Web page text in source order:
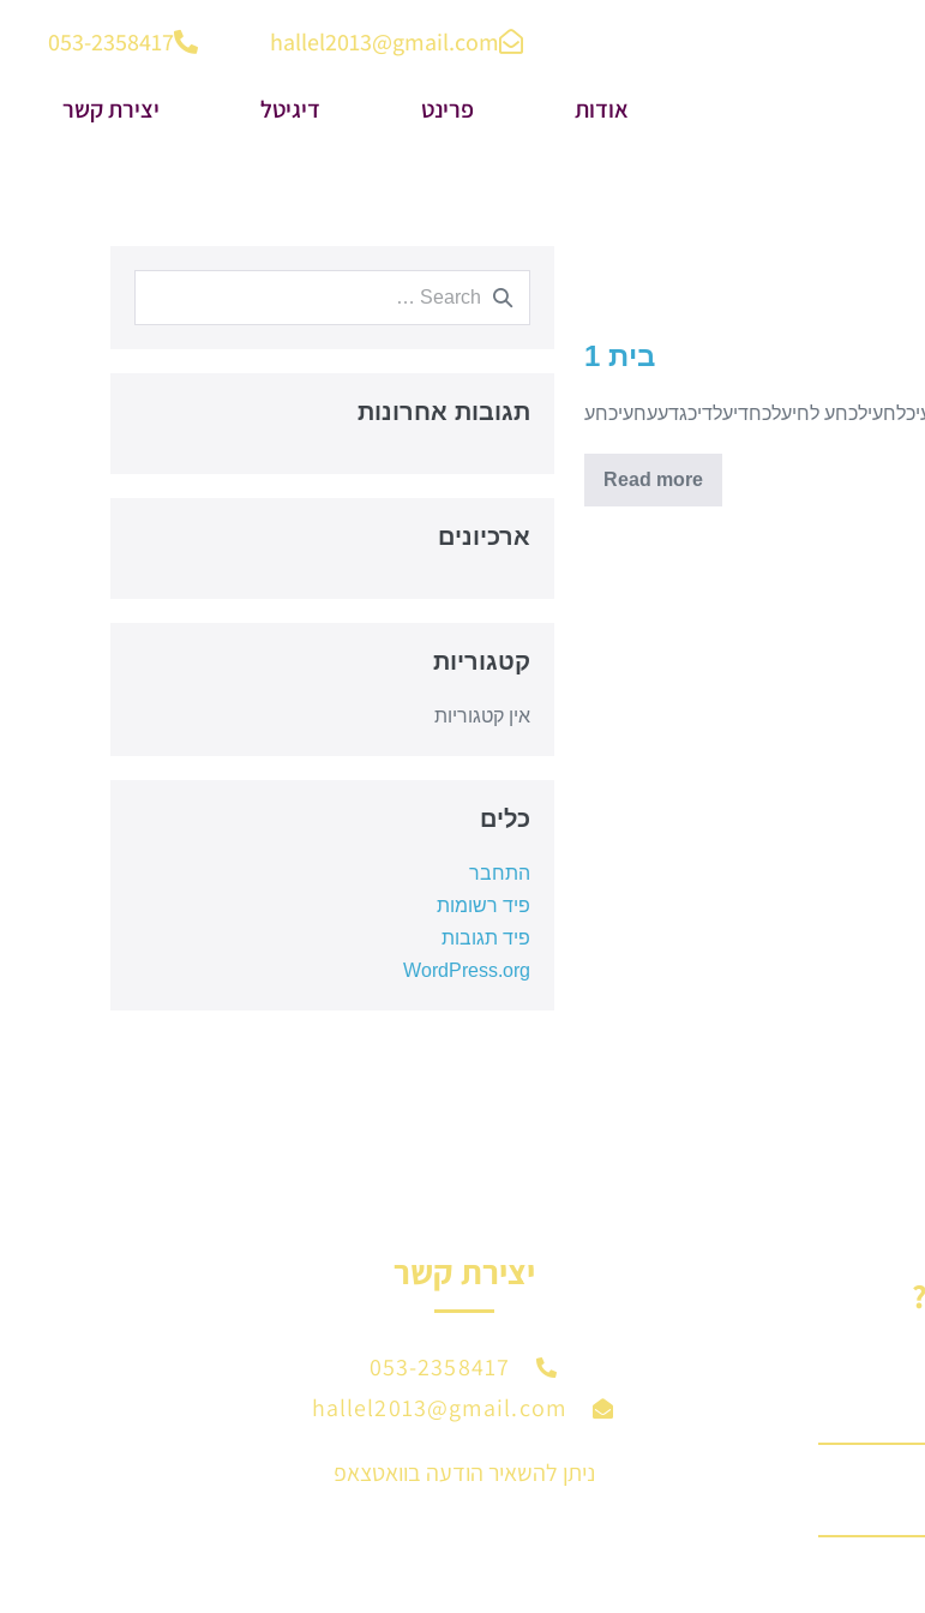
hallel2013@gmail.com
053-2358417
אודות פרינט דיגיטל יצירת קשר
בית 1
לחיעלכחדיעלדיכגדעעחעיכחע
Read more
תגובות אחרונות
ארכיונים
קטגוריות
אין קטגוריות
כלים
התחבר
פיד רשומות
פיד תגובות
WordPress.org
יצירת קשר
053-2358417
hallel2013@gmail.com
ניתן להשאיר הודעה בוואטצאפ